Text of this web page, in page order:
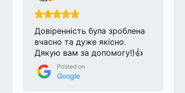
Довіренність була зроблена
вчасно та дуже якісно.
Дякую вам за допомогу!)👍
Posted on
Google